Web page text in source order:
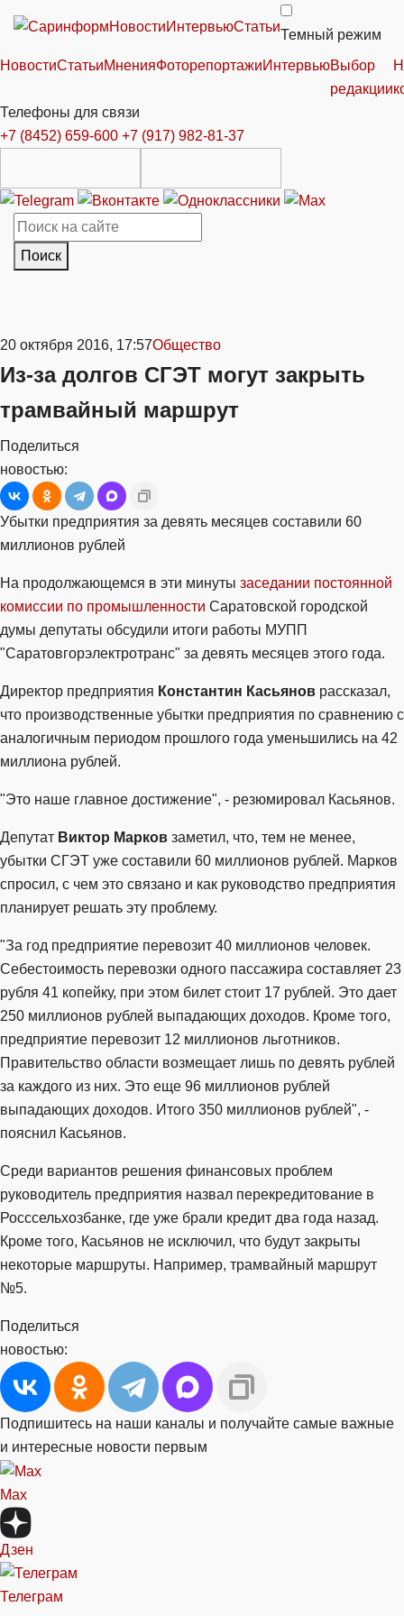
НовостиИнтервьюСтатьи
Темный режим
НовостиСтатьиМненияФоторепортажиИнтервьюВыбор
редакции
Телефоны для связи
+7 (8452) 659-600 +7 (917) 982-81-37
Поиск
20 октября 2016, 17:57Общество
Из-за долгов СГЭТ могут закрыть
трамвайный маршрут
Поделиться
новостью:
Убытки предприятия за девять месяцев составили 60
миллионов рублей
На продолжающемся в эти минуты заседании постоянной
комиссии по промышленности Саратовской городской
думы депутаты обсудили итоги работы МУПП
"Саратовгорэлектротранс" за девять месяцев этого года.
Директор предприятия Константин Касьянов рассказал,
что производственные убытки предприятия по сравнению с
аналогичным периодом прошлого года уменьшились на 42
миллиона рублей.
"Это наше главное достижение", - резюмировал Касьянов.
Депутат Виктор Марков заметил, что, тем не менее,
убытки СГЭТ уже составили 60 миллионов рублей. Марков
спросил, с чем это связано и как руководство предприятия
планирует решать эту проблему.
"За год предприятие перевозит 40 миллионов человек.
Себестоимость перевозки одного пассажира составляет 23
рубля 41 копейку, при этом билет стоит 17 рублей. Это дает
250 миллионов рублей выпадающих доходов. Кроме того,
предприятие перевозит 12 миллионов льготников.
Правительство области возмещает лишь по девять рублей
за каждого из них. Это еще 96 миллионов рублей
выпадающих доходов. Итого 350 миллионов рублей", -
пояснил Касьянов.
Среди вариантов решения финансовых проблем
руководитель предприятия назвал перекредитование в
Росссельхозбанке, где уже брали кредит два года назад.
Кроме того, Касьянов не исключил, что будут закрыты
некоторые маршруты. Например, трамвайный маршрут
№5.
Поделиться
новостью:
Подпишитесь на наши каналы и получайте самые важные
и интересные новости первым
Max
Дзен
Телеграм